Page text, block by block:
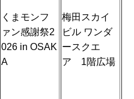
くまモンフ
ァン感謝祭2
026 in OSAK
A
梅田スカイ
ビル ワンダ
ースクエ
ア 1階広場